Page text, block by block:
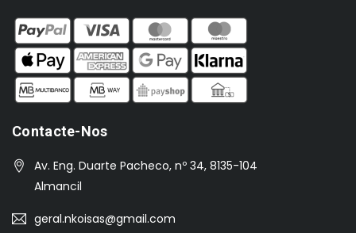
Contacte-Nos
Av. Eng. Duarte Pacheco, nº 34, 8135-104
Almancil
geral.nkoisas@gmail.com